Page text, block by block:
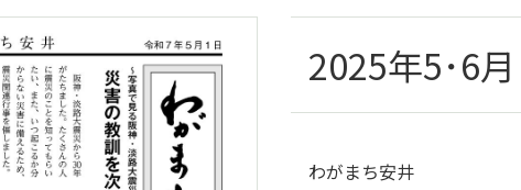
2025年5･6
わがまち安井